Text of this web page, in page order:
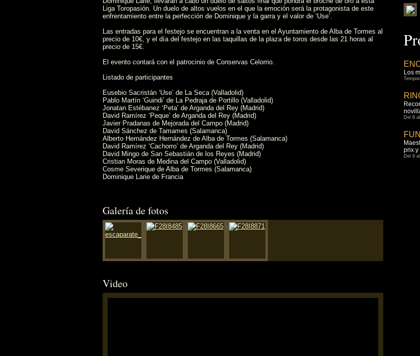
Los
Del 8
prix y
Del 9
Liga Toropasión. Un duelo de altos vuelos en el que la emoción será la protagonista de este
enfrentamiento entre la perfección de Dominique y la garra y el valor de ‘Use’.
Las entradas para el festejo se encuentran a la venta en el Ayuntamiento de Alba de Tormes al
precio de 10€, y el día del festejo en las taquillas de la plaza de toros desde las 21 horas al
precio de 15€.
El evento contará con el patrocinio de Conservas Celorrio.
Listado de participantes
Eusebio Sacristán ‘Use’ de La Seca (Valladolid)
Pablo Martín ‘Guindi’ de La Pedraja de Portillo (Valladolid)
Jonatan Estébanez ‘Peta’ de Arganda del Rey (Madrid)
David Ramírez ‘Peque’ de Arganda del Rey (Madrid)
Javier Pradanas de Mejorada del Campo (Madrid)
David Sánchez de Tamames (Salamanca)
Alberto Hernández Hernández de Alba de Tormes (Salamanca)
David Ramírez ‘Cachorro’ de Arganda del Rey (Madrid)
David Mingo de San Sebastián de los Reyes (Madrid)
Cristian Moras de Medina del Campo (Valladolid)
Cosme Severique de Alba de Tormes (Salamanca)
Dominique Larie de Francia
Galería de fotos
Video